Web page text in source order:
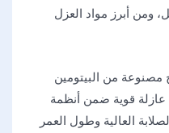
ومن أبرز مواد العزل
مصنوعة من البيتومين
قوية ضمن أنظمة
العالية وطول العمر